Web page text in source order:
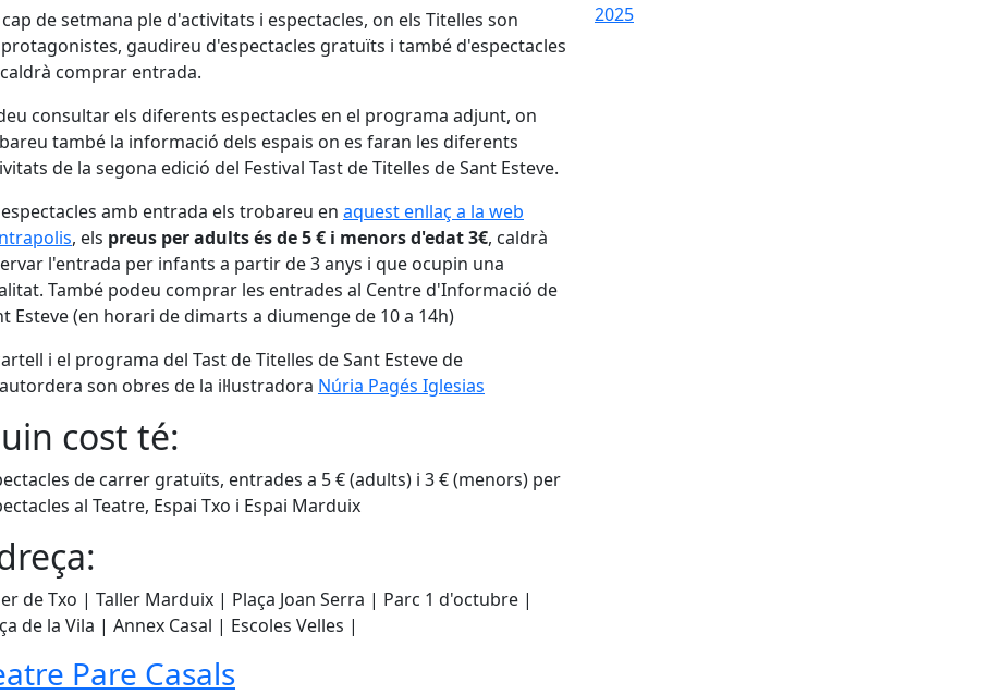
de setmana ple d'activitats i espectacles, on els Titelles son
gaudireu d'espectacles gratuïts i també d'espectacles
comprar entrada.
consultar els diferents espectacles en el programa adjunt, on
també la informació dels espais on es faran les diferents
de la segona edició del Festival Tast de Titelles de Sant Esteve.
espectacles amb entrada els trobareu en aquest enllaç a la web
, els preus per adults és de 5 € i menors d'edat 3€, caldrà
l'entrada per infants a partir de 3 anys i que ocupin una
També podeu comprar les entrades al Centre d'Informació de
Esteve (en horari de dimarts a diumenge de 10 a 14h)
i el programa del Tast de Titelles de Sant Esteve de
son obres de la il·lustradora Núria Pagés Iglesias
cost té:
de carrer gratuïts, entrades a 5 € (adults) i 3 € (menors) per
al Teatre, Espai Txo i Espai Marduix
de Txo | Taller Marduix | Plaça Joan Serra | Parc 1 d'octubre |
de la Vila | Annex Casal | Escoles Velles |
Pare Casals